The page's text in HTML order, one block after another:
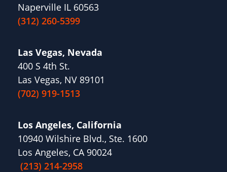
Naperville IL 60563
(312) 260-5399
Las Vegas, Nevada
400 S 4th St.
Las Vegas, NV 89101
(702) 919-1513
Los Angeles, California
10940 Wilshire Blvd., Ste. 1600
Los Angeles, CA 90024
(213) 214-2958